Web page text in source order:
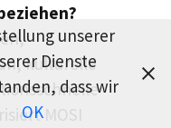
kulturelle
MOSI
unserer
Dienste
dass wir
OK